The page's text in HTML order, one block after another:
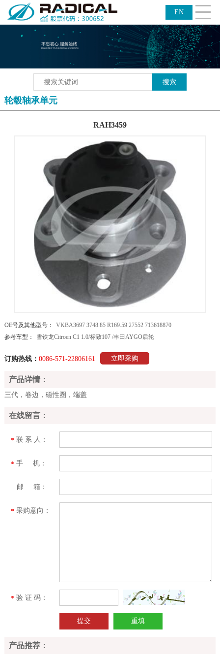
EN
员工关怀
信息披露平台
CLOSE
轮毂轴承单元
RAH3459
OE号及其他型号：
VKBA3697 3748.85 R169.59 27552 713618870
参考车型：
雪铁龙Citroen C1 1.0/标致107 /丰田AYGO后轮
订购热线： 0086-571-22806161 立即采购
产品详情：
三代，卷边，磁性圈，端盖
在线留言：
*联 系 人：
*手 机：
邮 箱：
*采购意向：
*验 证 码：
产品推荐：